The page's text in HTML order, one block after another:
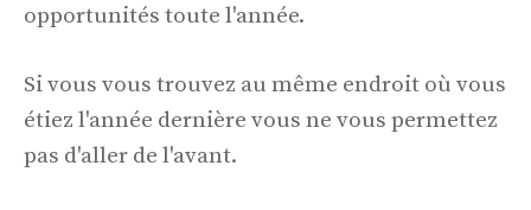
opportunités toute l'année.
Si vous vous trouvez au même endroit où vous
étiez l'année dernière vous ne vous permettez
pas d'aller de l'avant.